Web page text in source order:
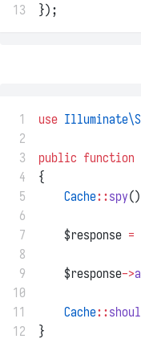
13
});
1 use
2
3
public function
4
{
5
Cache::spy
6
7
    $response
=
8
9
    $response
->
10
11
Cache::
12
}